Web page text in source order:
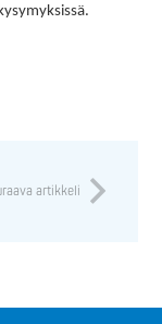
artikkeli